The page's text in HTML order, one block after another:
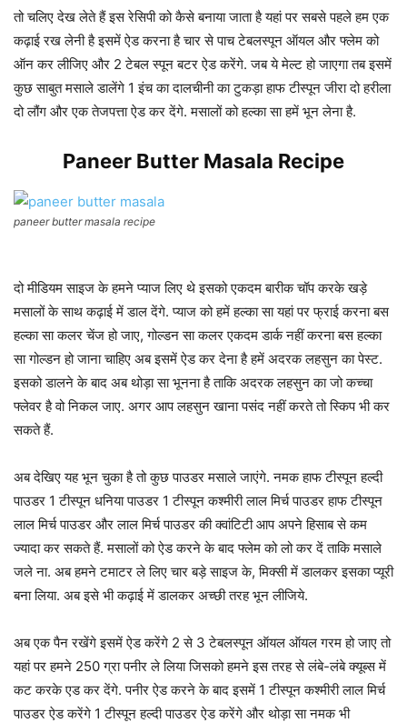
तो चलिए देख लेते हैं इस रेसिपी को कैसे बनाया जाता है यहां पर सबसे पहले हम एक
कढ़ाई रख लेनी है इसमें ऐड करना है चार से पाच टेबलस्पून ऑयल और फ्लेम को
ऑन कर लीजिए और 2 टेबल स्पून बटर ऐड करेंगे. जब ये मेल्ट हो जाएगा तब इसमें
कुछ साबुत मसाले डालेंगे 1 इंच का दालचीनी का टुकड़ा हाफ टीस्पून जीरा दो हरीला
दो लौंग और एक तेजपत्ता ऐड कर देंगे. मसालों को हल्का सा हमें भून लेना है.
Paneer Butter Masala Recipe
paneer butter masala recipe
दो मीडियम साइज के हमने प्याज लिए थे इसको एकदम बारीक चॉप करके खड़े
मसालों के साथ कढ़ाई में डाल देंगे. प्याज को हमें हल्का सा यहां पर फ्राई करना बस
हल्का सा कलर चेंज हो जाए, गोल्डन सा कलर एकदम डार्क नहीं करना बस हल्का
सा गोल्डन हो जाना चाहिए अब इसमें ऐड कर देना है हमें अदरक लहसुन का पेस्ट.
इसको डालने के बाद अब थोड़ा सा भूनना है ताकि अदरक लहसुन का जो कच्चा
फ्लेवर है वो निकल जाए. अगर आप लहसुन खाना पसंद नहीं करते तो स्किप भी कर
सकते हैं.
अब देखिए यह भून चुका है तो कुछ पाउडर मसाले जाएंगे. नमक हाफ टीस्पून हल्दी
पाउडर 1 टीस्पून धनिया पाउडर 1 टीस्पून कश्मीरी लाल मिर्च पाउडर हाफ टीस्पून
लाल मिर्च पाउडर और लाल मिर्च पाउडर की क्वांटिटी आप अपने हिसाब से कम
ज्यादा कर सकते हैं. मसालों को ऐड करने के बाद फ्लेम को लो कर दें ताकि मसाले
जले ना. अब हमने टमाटर ले लिए चार बड़े साइज के, मिक्सी में डालकर इसका प्यूरी
बना लिया. अब इसे भी कढ़ाई में डालकर अच्छी तरह भून लीजिये.
अब एक पैन रखेंगे इसमें ऐड करेंगे 2 से 3 टेबलस्पून ऑयल ऑयल गरम हो जाए तो
यहां पर हमने 250 ग्रा पनीर ले लिया जिसको हमने इस तरह से लंबे-लंबे क्यूब्स में
कट करके एड कर देंगे. पनीर ऐड करने के बाद इसमें 1 टीस्पून कश्मीरी लाल मिर्च
पाउडर ऐड करेंगे 1 टीस्पून हल्दी पाउडर ऐड करेंगे और थोड़ा सा नमक भी